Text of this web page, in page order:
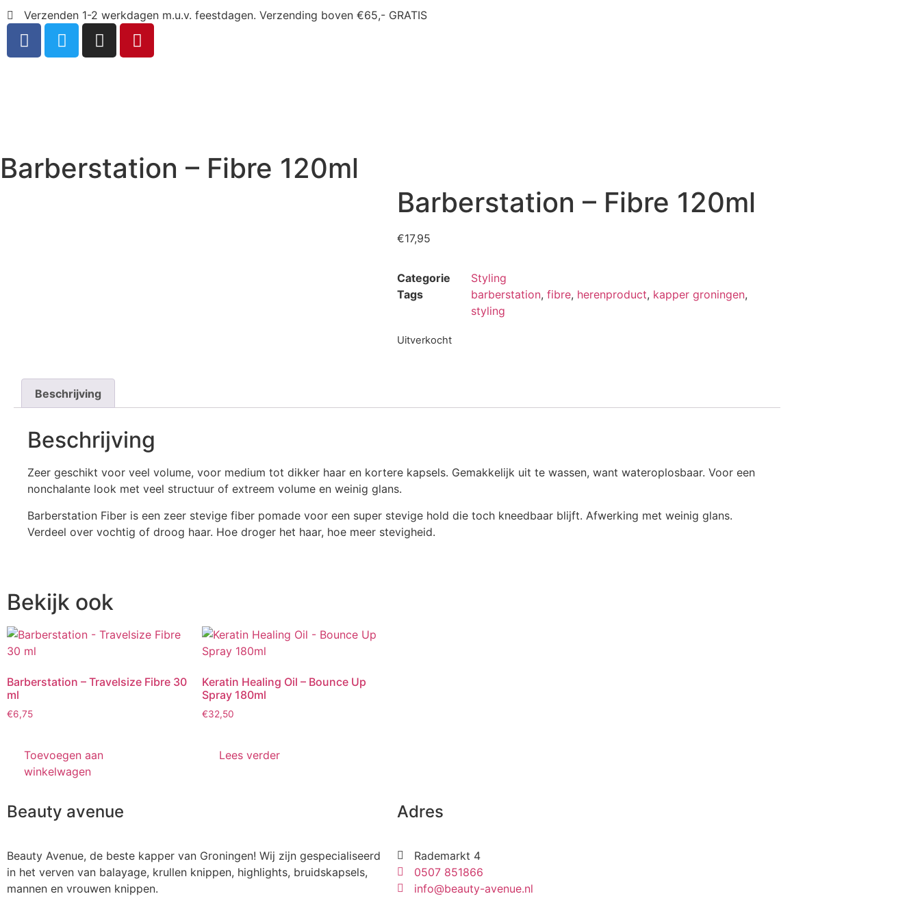
Verzenden 1-2 werkdagen m.u.v. feestdagen. Verzending boven €65,- GRATIS
Barberstation – Fibre 120ml
Barberstation – Fibre 120ml
€17,95
Categorie
Styling
Tags
barberstation, fibre, herenproduct, kapper groningen,
styling
Uitverkocht
Beschrijving
Beschrijving
Zeer geschikt voor veel volume, voor medium tot dikker haar en kortere kapsels. Gemakkelijk uit te wassen, want wateroplosbaar. Voor een
nonchalante look met veel structuur of extreem volume en weinig glans.
Barberstation Fiber is een zeer stevige fiber pomade voor een super stevige hold die toch kneedbaar blijft. Afwerking met weinig glans.
Verdeel over vochtig of droog haar. Hoe droger het haar, hoe meer stevigheid.
Bekijk ook
Barberstation – Travelsize Fibre 30
ml
€6,75
Toevoegen aan
winkelwagen
Keratin Healing Oil – Bounce Up
Spray 180ml
€32,50
Lees verder
Beauty avenue
Beauty Avenue, de beste kapper van Groningen! Wij zijn gespecialiseerd
in het verven van balayage, krullen knippen, highlights, bruidskapsels,
mannen en vrouwen knippen.
Adres
Rademarkt 4
0507 851866
info@beauty-avenue.nl